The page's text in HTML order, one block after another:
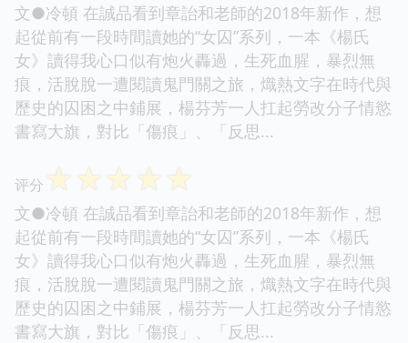
文●冷頓 在誠品看到章詒和老師的2018年新作，想
起從前有一段時間讀她的“女囚”系列，一本《楊氏
女》讀得我心口似有炮火轟過，生死血腥，暴烈無
痕，活脫脫一遭閱讀鬼門關之旅，熾熱文字在時代與
歷史的囚困之中鋪展，楊芬芳一人扛起勞改分子情慾
書寫大旗，對比「傷痕」、「反思...
评分 ☆☆☆☆☆
文●冷頓 在誠品看到章詒和老師的2018年新作，想
起從前有一段時間讀她的“女囚”系列，一本《楊氏
女》讀得我心口似有炮火轟過，生死血腥，暴烈無
痕，活脫脫一遭閱讀鬼門關之旅，熾熱文字在時代與
歷史的囚困之中鋪展，楊芬芳一人扛起勞改分子情慾
書寫大旗，對比「傷痕」、「反思...